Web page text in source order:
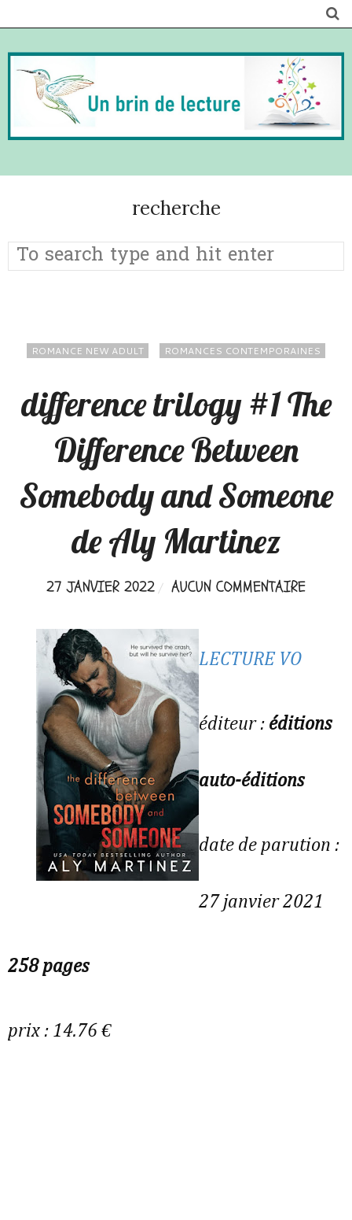
recherche
ROMANCE NEW ADULT ROMANCES CONTEMPORAINES
difference trilogy #1 The
Difference Between
Somebody and Someone
de Aly Martinez
27 JANVIER 2022 AUCUN COMMENTAIRE
LECTURE VO
éditeur : éditions
auto-éditions
date de parution :
27 janvier 2021
258 pages
prix : 14.76 €